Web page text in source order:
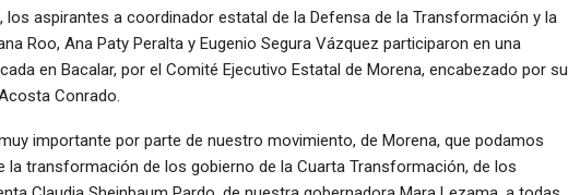
aspirantes a coordinador estatal de la Defensa de la Transformación y la
Roo, Ana Paty Peralta y Eugenio Segura Vázquez participaron en una
en Bacalar, por el Comité Ejecutivo Estatal de Morena, encabezado por su
Conrado.
importante por parte de nuestro movimiento, de Morena, que podamos
la transformación de los gobierno de la Cuarta Transformación, de los